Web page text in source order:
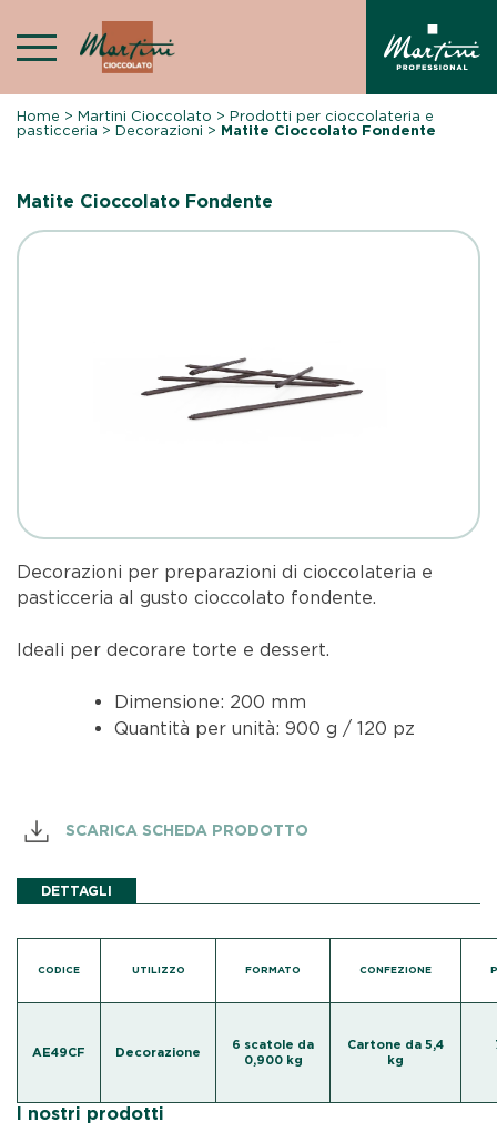
content
Home >Martini Cioccolato >Prodotti per cioccolateria e
pasticceria >Decorazioni > Matite Cioccolato Fondente
Matite Cioccolato Fondente
Decorazioni per preparazioni di cioccolateria e
pasticceria al gusto cioccolato fondente.
Ideali per decorare torte e dessert.
Dimensione: 200 mm
Quantità per unità: 900 g / 120 pz
SCARICA SCHEDA PRODOTTO
DETTAGLI
CODICE UTILIZZO
AE49CF Decorazione
FORMATO CONFEZIONE
6 scatole da
0,900 kg
Cartone da 5,4
kg
I nostri prodotti